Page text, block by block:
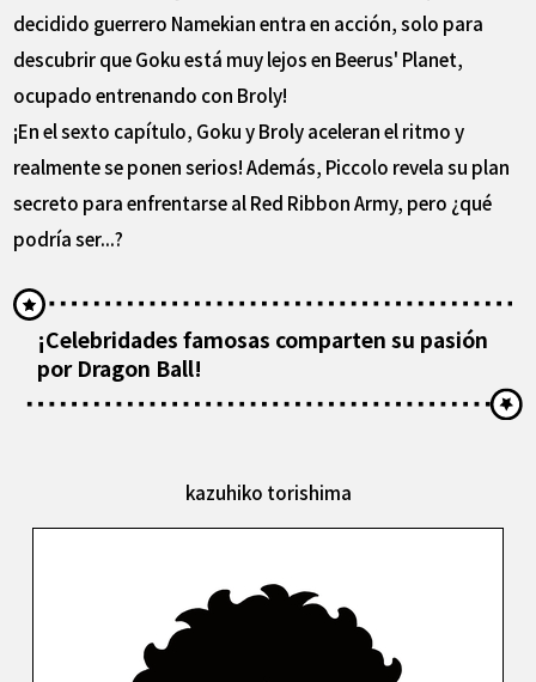
decidido guerrero Namekian entra en acción, solo para
descubrir que Goku está muy lejos en Beerus' Planet,
ocupado entrenando con Broly!
¡En el sexto capítulo, Goku y Broly aceleran el ritmo y
realmente se ponen serios! Además, Piccolo revela su plan
secreto para enfrentarse al Red Ribbon Army, pero ¿qué
podría ser...?
¡Celebridades famosas comparten su pasión
por Dragon Ball!
kazuhiko torishima